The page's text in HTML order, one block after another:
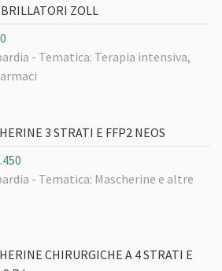
ZOLL
- Tematica: Terapia intensiva,
3 STRATI E FFP2 NEOS
- Tematica: Mascherine e altre
CHIRURGICHE A 4 STRATI E